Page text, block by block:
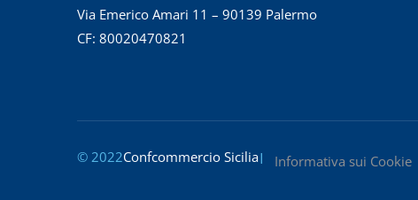
Via Emerico Amari 11 – 90139 Palermo
CF: 80020470821
© 2022Confcommercio Sicilia| Informativa sui Cookie